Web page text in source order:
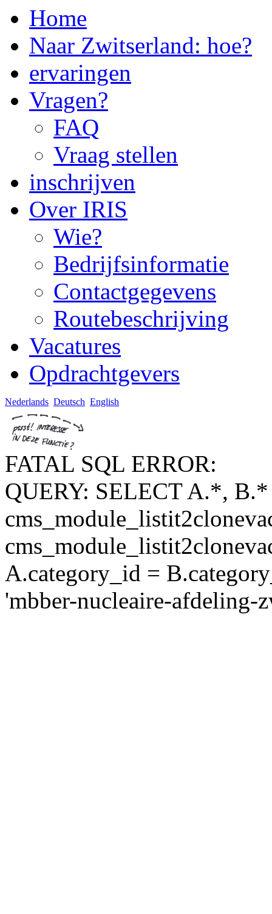
Home
Naar Zwitserland: hoe?
ervaringen
Vragen?
FAQ
Vraag stellen
inschrijven
Over IRIS
Wie?
Bedrijfsinformatie
Contactgegevens
Routebeschrijving
Vacatures
Opdrachtgevers
Nederlands Deutsch English
FATAL SQL ERROR:
QUERY: SELECT A.*,
A.category_id =
'mbber-nucleaire-